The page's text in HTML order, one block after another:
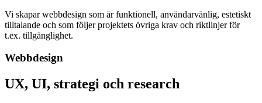
Vi skapar webbdesign som är funktionell, användarvänlig, estetiskt
tilltalande och som följer projektets övriga krav och riktlinjer för
t.ex. tillgänglighet.
Webbdesign
UX, UI, strategi och research